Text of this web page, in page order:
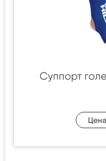
Суппорт
Цена